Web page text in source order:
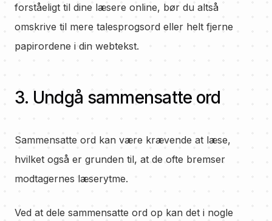
forståeligt til dine læsere online, bør du altså
omskrive til mere talesprogsord eller helt fjerne
papirordene i din webtekst.
3. Undgå sammensatte ord
Sammensatte ord kan være krævende at læse,
hvilket også er grunden til, at de ofte bremser
modtagernes læserytme.
Ved at dele sammensatte ord op kan det i nogle